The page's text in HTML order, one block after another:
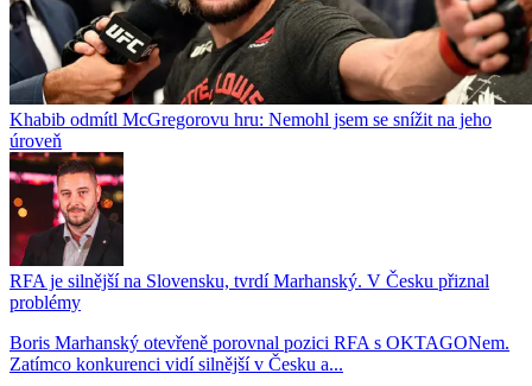
Khabib odmítl McGregorovu hru: Nemohl jsem se snížit na jeho
úroveň
RFA je silnější na Slovensku, tvrdí Marhanský. V Česku přiznal
problémy
Boris Marhanský otevřeně porovnal pozici RFA s OKTAGONem.
Zatímco konkurenci vidí silnější v Česku a...